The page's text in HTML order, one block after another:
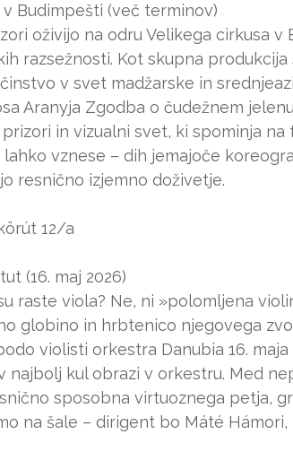
Budimpešti (več terminov)
oživijo na odru Velikega cirkusa v
razsežnosti. Kot skupna produkcija
v svet madžarske in
Aranyja Zgodba o čudežnem
in vizualni svet, ki spominja na
vznese – dih jemajoče
resnično izjemno doživetje.
12/a
(16. maj 2026)
raste viola? Ne, ni »polomljena
globino in hrbtenico njegovega
violisti orkestra Danubia 16.
najbolj kul obrazi v orkestru. Med
sposobna virtuoznega petja,
na šale – dirigent bo Máté